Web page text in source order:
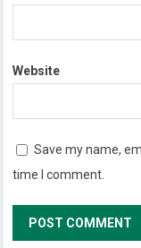
Website
Save my name,
time I comment.